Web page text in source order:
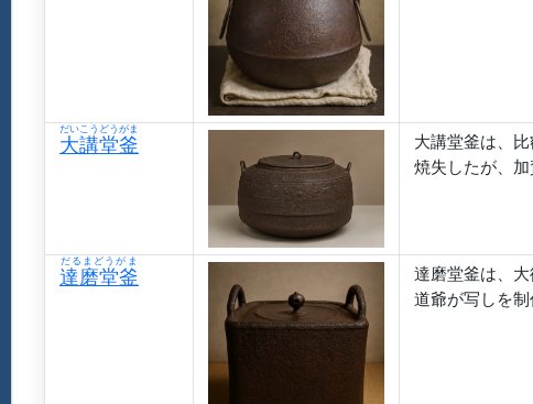
大講堂釜
だいこうどうがま
大講堂釜は、
焼失したが、加
達磨堂釜
だるまどうがま
達磨堂釜は、
道爺が写しを制